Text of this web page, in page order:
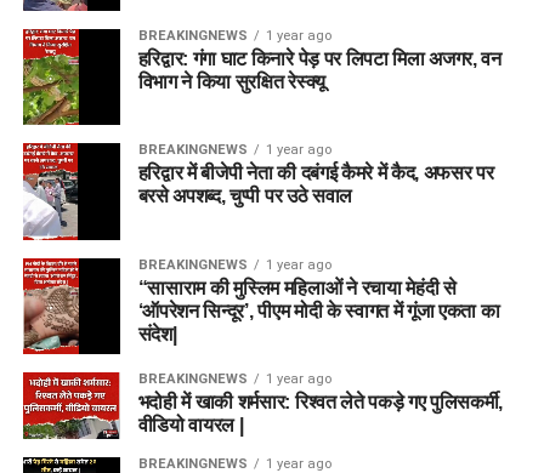
BREAKINGNEWS 1 year ago
हरिद्वार: गंगा घाट किनारे पेड़ पर लिपटा मिला अजगर, वन
विभाग ने किया सुरक्षित रेस्क्यू
BREAKINGNEWS 1 year ago
हरिद्वार में बीजेपी नेता की दबंगई कैमरे में कैद, अफसर पर
बरसे अपशब्द, चुप्पी पर उठे सवाल
BREAKINGNEWS 1 year ago
“सासाराम की मुस्लिम महिलाओं ने रचाया मेहंदी से
‘ऑपरेशन सिन्दूर’, पीएम मोदी के स्वागत में गूंजा एकता का
संदेश|
BREAKINGNEWS 1 year ago
भदोही में खाकी शर्मसार: रिश्वत लेते पकड़े गए पुलिसकर्मी,
वीडियो वायरल |
BREAKINGNEWS 1 year ago